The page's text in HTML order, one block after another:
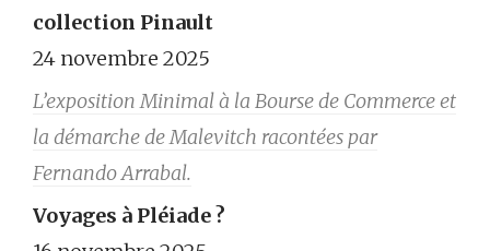
collection Pinault
24 novembre 2025
L’exposition Minimal à la Bourse de Commerce et
la démarche de Malevitch racontées par
Fernando Arrabal.
Voyages à Pléiade ?